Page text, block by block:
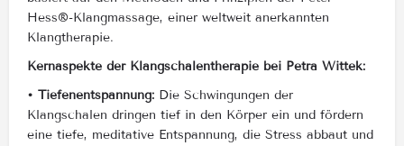
Hess®-Klangmassage, einer weltweit anerkannten
Klangtherapie.
Kernaspekte der Klangschalentherapie bei Petra Wittek:
• Tiefenentspannung: Die Schwingungen der
Klangschalen dringen tief in den Körper ein und fördern
eine tiefe, meditative Entspannung, die Stress abbaut und